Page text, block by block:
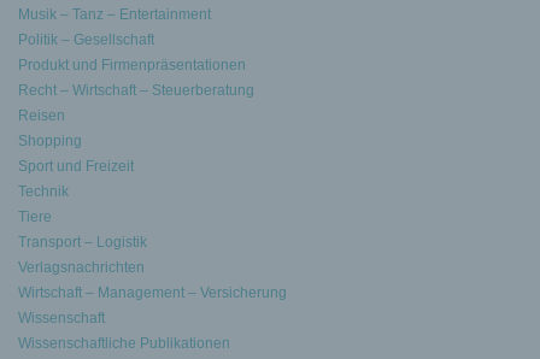
Musik – Tanz – Entertainment
Politik – Gesellschaft
Produkt und Firmenpräsentationen
Recht – Wirtschaft – Steuerberatung
Reisen
Shopping
Sport und Freizeit
Technik
Tiere
Transport – Logistik
Verlagsnachrichten
Wirtschaft – Management – Versicherung
Wissenschaft
Wissenschaftliche Publikationen